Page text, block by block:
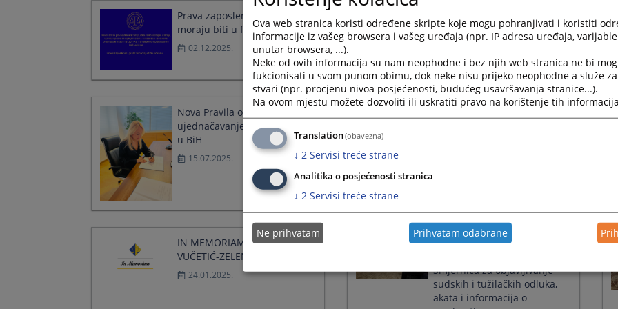
the
question
key
to
get
the
keyboard
Prava zaposlenih i građana
moraju biti u fokusu
02.12.2025.
ujednačavanje sudske prakse
iz građanske oblasti
08.10.2025.
Nova Pravila o radu Panela za
ujednačavanje sudske prakse
u BiH
15.07.2025.
IN MEMORIAM, MARICA
VUČETIĆ-ZELENBABIĆ
24.01.2025.
Pravosuđe i mediji
Smjernica za objavljivanje
sudskih i tužilačkih odluka,
akata i informacija o
Ova web stranica koristi određene skripte koje mogu pohranjivati i koristiti
informacije iz vašeg browsera i vašeg uređaja (npr. IP adresa uređaja,
unutar browsera, ...).
Neke od ovih informacija su nam neophodne i bez njih web stranica ne bi
fukcionisati u svom punom obimu, dok neke nisu prijeko neophodne a služe
stvari (npr. procjenu nivoa posjećenosti, budućeg usavršavanja stranice...).
Na ovom mjestu možete dozvoliti ili uskratiti pravo na korištenje tih
Translation(obavezna)
↓ 2 Servisi treće strane
Analitika o posjećenosti stranica
↓ 2 Servisi treće strane
Ne prihvatam Prihvatam odabrane